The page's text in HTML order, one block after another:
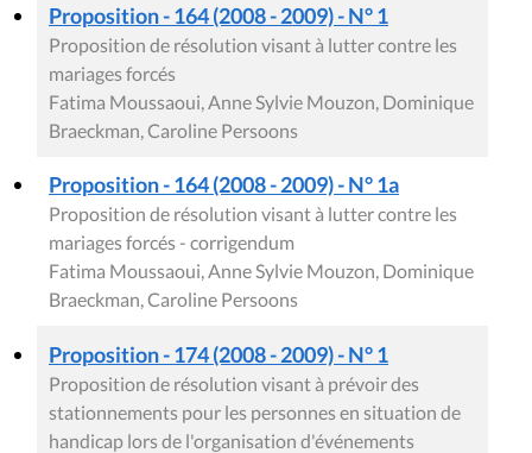
Proposition - 164 (2008 - 2009) - N° 1
Proposition de résolution visant à lutter contre les
mariages forcés
Fatima Moussaoui, Anne Sylvie Mouzon, Dominique
Braeckman, Caroline Persoons
Proposition - 164 (2008 - 2009) - N° 1a
Proposition de résolution visant à lutter contre les
mariages forcés - corrigendum
Fatima Moussaoui, Anne Sylvie Mouzon, Dominique
Braeckman, Caroline Persoons
Proposition - 174 (2008 - 2009) - N° 1
Proposition de résolution visant à prévoir des
stationnements pour les personnes en situation de
handicap lors de l'organisation d'événements